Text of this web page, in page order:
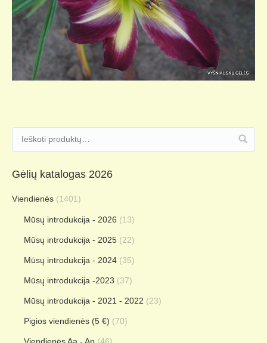
Gėlių katalogas 2026
Viendienės (1401)
Mūsų introdukcija - 2026 (13)
Mūsų introdukcija - 2025 (22)
Mūsų introdukcija - 2024 (35)
Mūsų introdukcija -2023 (37)
Mūsų introdukcija - 2021 - 2022 (23)
Pigios viendienės (5 €) (70)